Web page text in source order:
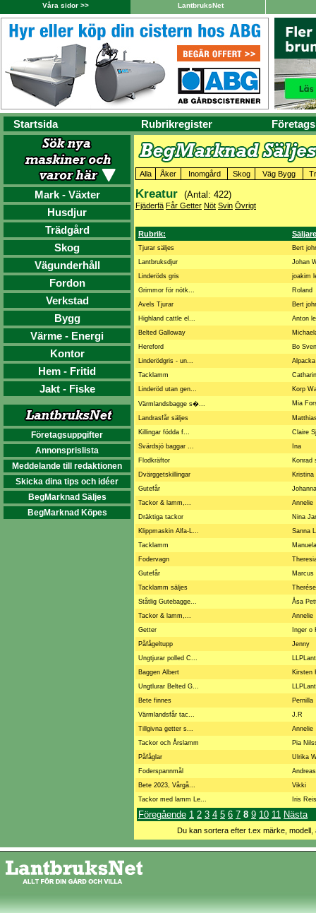
Våra sidor >> LantbruksNet
Startsida Rubrikregister
Mark - Växter
Husdjur
Trädgård
Skog
Vägunderhåll
Fordon
Verkstad
Bygg
Värme - Energi
Kontor
Hem - Fritid
Jakt - Fiske
Företagsuppgifter
Annonsprislista
Meddelande till redaktionen
Skicka dina tips och idéer
BegMarknad Säljes
BegMarknad Köpes
Alla Åker Inomgård Skog Väg Bygg
Kreatur (Antal: 422)
Fjäderfä Får Getter Nöt Svin Övrigt
Rubrik:
Tjurar säljes
Bert
Lantbruksdjur
Johan
Linderöds gris
joakim
Grimmor för nötk...
Roland
Avels Tjurar
Bert
Highland cattle el...
Anton
Belted Galloway
Hereford
Bo
Linderödgris - un...
Tacklamm
Linderöd utan gen...
Korp
Värmlandsbagge s�... Mia
Landrasfår säljes
Killingar födda f...
Claire
Svärdsjö baggar ...
Ina
Flodkräftor
Konrad
Dvärggetskillingar
Gutefår
Tackor & lamm,...
Annelie
Dräktiga tackor
Nina
Klippmaskin Alfa-L...
Sanna
Tacklamm
Fodervagn
Gutefår
Tacklamm säljes
Ståtlig Gutebagge...
Åsa
Tackor & lamm,...
Annelie
Getter
Inger
Påfågeltupp
Jenny
Ungtjurar polled C...
Baggen Albert
Kirsten
Ungtlurar Belted G...
Bete finnes
Pernilla
Värmlandsfår tac...
J.R
Tillgivna getter s...
Annelie
Tackor och Årslamm
Pia
Påfåglar
Ulrika
Foderspannmål
Bete 2023, Vårgå...
Vikki
Tackor med lamm Le...
Iris
Föregående 1 2 3 4 5 6 7 8 9 10 11 Nästa
Du kan sortera efter t.ex märke,